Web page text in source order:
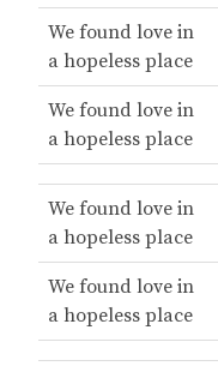
We found love in
a hopeless place
We found love in
a hopeless place
We found love in
a hopeless place
We found love in
a hopeless place